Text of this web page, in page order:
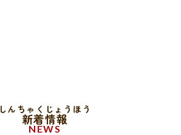
しんちゃくじょうほう
新着情報
NEWS